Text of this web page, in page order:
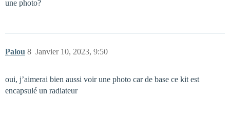
une photo?
Palou Janvier 10, 2023, 9:50
8
oui, j’aimerai bien aussi voir une photo car de base ce kit est
encapsulé un radiateur